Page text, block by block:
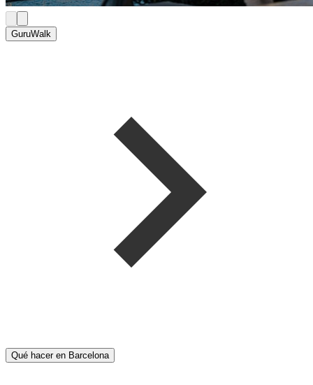
GuruWalk
Qué hacer en Barcelona